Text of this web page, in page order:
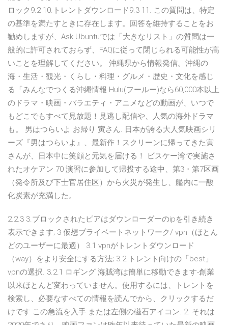
ロック9.2 10.トレントダウンロード9.3 11. この質問は、特定
の基準を満たすときに存在します。回答を維持することをお
勧めしますが、Ask Ubuntuでは「大きなリスト」の質問は一
般的に許可されておらず、FAQに従って閉じられる可能性が高
いことを理解してください。 沖縄県から情報発信。沖縄の
海・生活・観光・くらし・料理・グルメ・歴史・文化を感じ
る「みんなでつくる沖縄情報 Hulu(フールー)なら60,000本以上
のドラマ・映画・バラエティ・アニメなどの動画が、いつで
もどこでもすべて見放題！見逃し配信や、人気の海外ドラマ
も。 男はつらいよ お帰り 寅さん. 日本が誇る大人気映画シリ
ーズ『男はつらいよ』、最新作！スクリーンに帰ってきた寅
さんが、日本中に笑顔と元気を届ける！ ビスケー湾で実施さ
れたオケアン 70 演習に参加して帰投する途中、第3・第7区画
（発令所及び下士官居住区）から火災が発生し、艦内に一酸
化炭素が充満した。
2.2.3 3.ブロックされたピアはダウンローダーのipを引き続き
表示できます; 3 仮想プライベートネットワーク/ vpn（ほとん
どのユーザーに最適） 3.1 vpnがトレントダウンロード
（way）をより安全にする方法; 3.2 トレント向けの「best」
vpnの選択. 3.2.1 ロギング 海賊湾は簡単に移動できます-創業
以来ほとんど変わっていません。使用するには、トレントを
検索し、必要なすべての情報を読んでから、クリックするだ
けです この急流を入手 または左側の磁石アイコン. 2. それは